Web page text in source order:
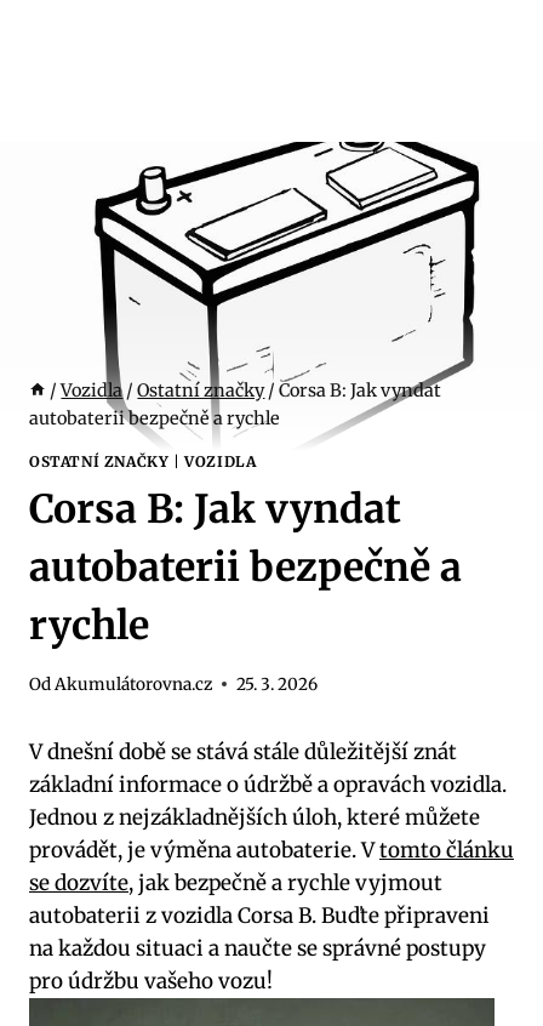
/ Vozidla/ Ostatní značky/ Corsa B: Jak vyndat
autobaterii bezpečně a rychle
OSTATNÍ ZNAČKY |VOZIDLA
Corsa B: Jak vyndat
autobaterii bezpečně a
rychle
OdAkumulátorovna.cz 25. 3. 2026
V dnešní době se stává stále důležitější znát
základní informace o údržbě a opravách vozidla.
Jednou z nejzákladnějších úloh, které můžete
provádět, je výměna autobaterie. Vtomto článku
se dozvíte, jak bezpečně a rychle vyjmout
autobaterii z vozidla Corsa B. Buďte připraveni
na každou situaci a naučte se správné postupy
pro údržbu vašeho vozu!